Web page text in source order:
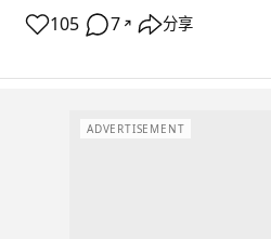
105 7 ↗ 分享
ADVERTISEMENT